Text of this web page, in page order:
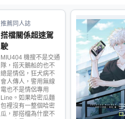
推薦同人誌
搭檔關係超速駕
駛
MIU404 機搜不是交通
隊，搭天鵝船的也不
總是情侶，狂犬病不
會人傳人，警用無線
電也不是情侶專用
Line。如果哈密瓜麵
包裡沒有一整個哈密
瓜，那搭檔為什麼不